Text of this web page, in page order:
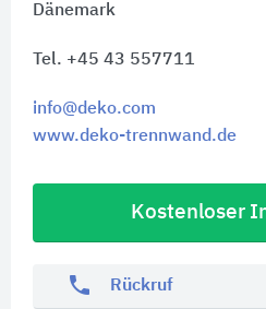
Dänemark
Tel. +45 43 557711
info@deko.com
www.deko-trennwand.de
Kostenloser
phone Rückruf